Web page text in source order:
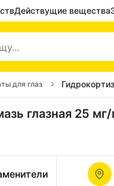
Действущие вещества
для глаз
глазная 25 мг/